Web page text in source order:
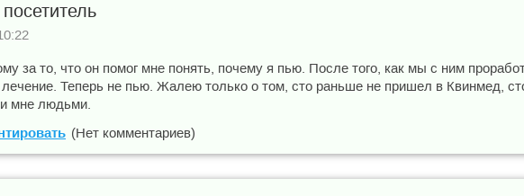
за то, что он помог мне понять, почему я пью. После того, как мы с ним
Теперь не пью. Жалею только о том, сто раньше не пришел в Квинмед,
мне людьми.
(Нет комментариев)